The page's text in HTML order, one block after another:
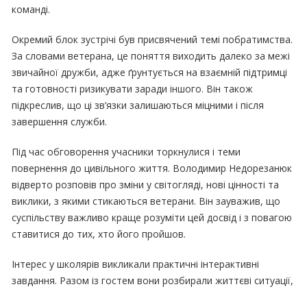
команді.
Окремий блок зустрічі був присвячений темі побратимства.
За словами ветерана, це поняття виходить далеко за межі
звичайної дружби, адже ґрунтується на взаємній підтримці
та готовності ризикувати заради іншого. Він також
підкреслив, що ці зв’язки залишаються міцними і після
завершення служби.
Під час обговорення учасники торкнулися і теми
повернення до цивільного життя. Володимир Недорезанюк
відверто розповів про зміни у світогляді, нові цінності та
виклики, з якими стикаються ветерани. Він зауважив, що
суспільству важливо краще розуміти цей досвід і з повагою
ставитися до тих, хто його пройшов.
Інтерес у школярів викликали практичні інтерактивні
завдання. Разом із гостем вони розбирали життєві ситуації,